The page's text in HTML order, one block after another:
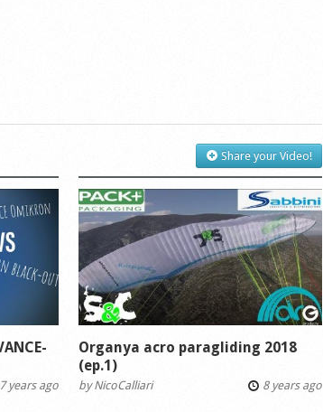
Share your Video!
7 years ago
Organya acro paragliding 2018
(ep.1)
byNicoCalliari 8 years ago